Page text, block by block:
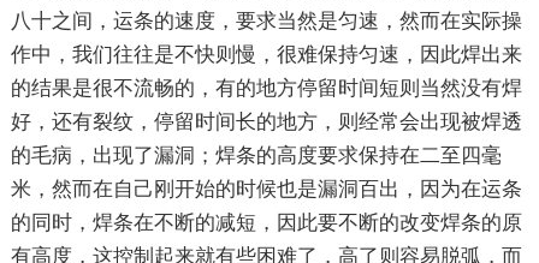
八十之间，运条的速度，要求当然是匀速，然而在实际操
作中，我们往往是不快则慢，很难保持匀速，因此焊出来
的结果是很不流畅的，有的地方停留时间短则当然没有焊
好，还有裂纹，停留时间长的地方，则经常会出现被焊透
的毛病，出现了漏洞；焊条的高度要求保持在二至四毫
米，然而在自己刚开始的时候也是漏洞百出，因为在运条
的同时，焊条在不断的减短，因此要不断的改变焊条的原
有高度，这控制起来就有些困难了，高了则容易脱弧，而